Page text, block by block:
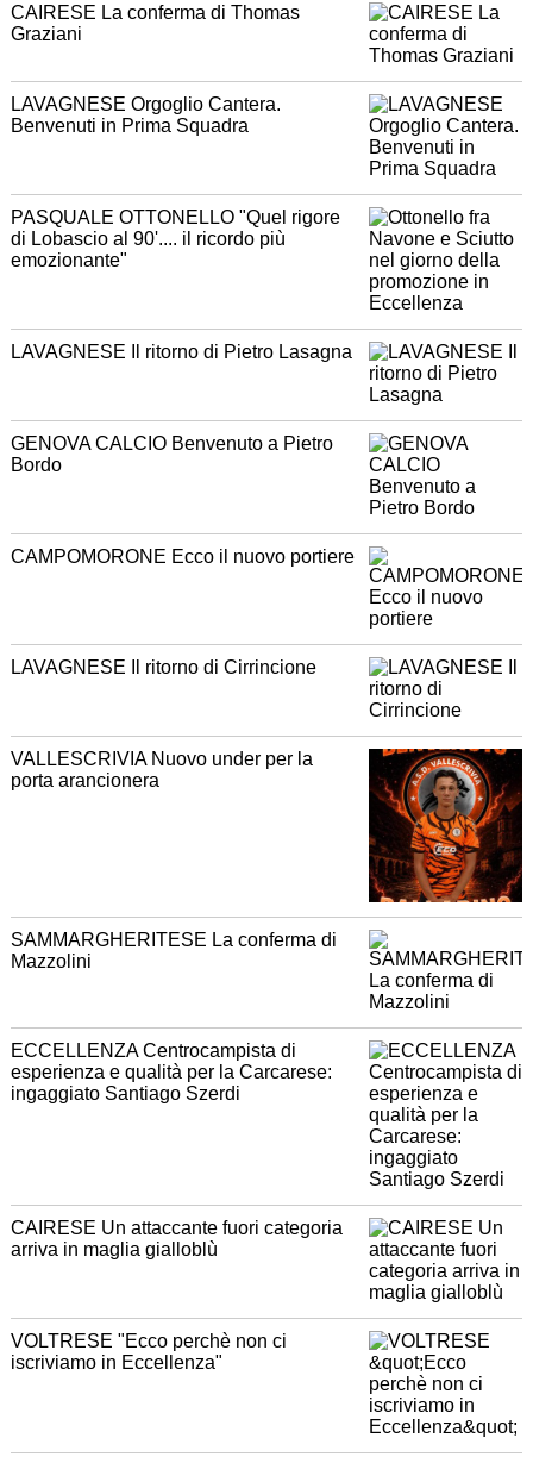
CAIRESE La conferma di Thomas
Graziani
LAVAGNESE Orgoglio Cantera.
Benvenuti in Prima Squadra
PASQUALE OTTONELLO "Quel rigore
di Lobascio al 90'.... il ricordo più
emozionante"
LAVAGNESE Il ritorno di Pietro Lasagna
GENOVA CALCIO Benvenuto a Pietro
Bordo
CAMPOMORONE Ecco il nuovo portiere
LAVAGNESE Il ritorno di Cirrincione
VALLESCRIVIA Nuovo under per la
porta arancionera
SAMMARGHERITESE La conferma di
Mazzolini
ECCELLENZA Centrocampista di
esperienza e qualità per la Carcarese:
ingaggiato Santiago Szerdi
CAIRESE Un attaccante fuori categoria
arriva in maglia gialloblù
VOLTRESE "Ecco perchè non ci
iscriviamo in Eccellenza"